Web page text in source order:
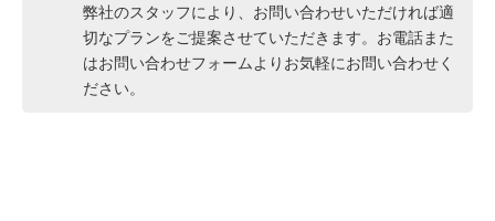
弊社のスタッフにより、お問い合わせいただければ適
切なプランをご提案させていただきます。お電話また
はお問い合わせフォームよりお気軽にお問い合わせく
ださい。